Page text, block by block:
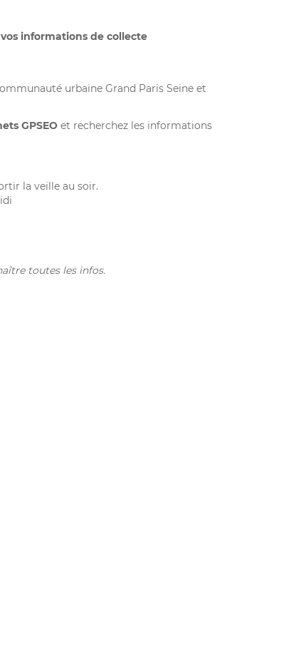
informations de collecte
urbaine Grand Paris Seine et
GPSEOet recherchez les informations
la veille au soir.
toutes les infos.